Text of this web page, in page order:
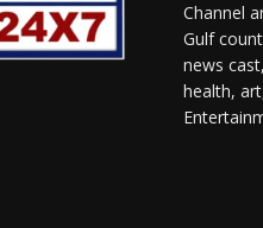
Channel
Gulf
news
health,